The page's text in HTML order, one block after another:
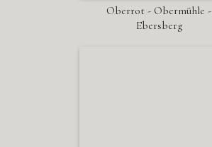
Oberrot - Obermühle -
Ebersberg